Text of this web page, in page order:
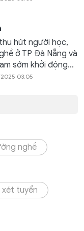
hút người học,
ở TP Đà Nẵng và
sớm khởi động...
03:05
nghề
xét tuyển